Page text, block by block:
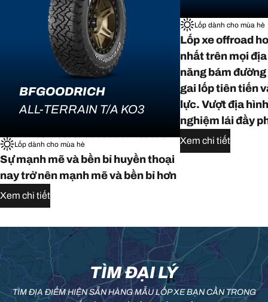
BFGOODRICH
ALL-TERRAIN T/A KO3
Lốp dành cho mùa hè
Sự mạnh mẽ và bền bỉ huyền thoại
nay trở nên mạnh mẽ và bền bỉ hơn
Xem chi tiết
Lốp dành cho mùa hè
Lốp xe offroad
nhất trên mọi
năng bám
gai lốp tiên tiến
lực. Vượt địa
nghiệm lái đầy
Xem chi tiết
TÌM ĐẠI LÝ
TÌM ĐỊA ĐIỂM HIỆN SẴN HÀNG MẪU LỐP XE BẠN CẦN TRONG